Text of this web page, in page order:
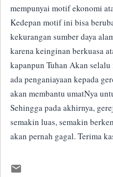
mempunyai motif ekonomi
Kedepan motif ini bisa
kekurangan sumber daya
karena keinginan berkuasa
kapanpun Tuhan Akan selalu
ada penganiayaan kepada
akan membantu umatNya
Sehingga pada akhirnya,
semakin luas, semakin
akan pernah gagal. Terima